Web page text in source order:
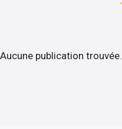
Aucune publication trouvée.